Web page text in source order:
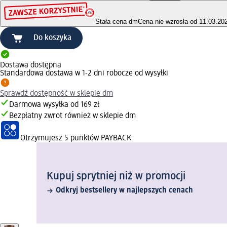
Stała cena dmCena nie wzrosła od
Do koszyka
Dostawa dostępna
Standardowa dostawa w 1-2 dni robocze od wysyłki
Sprawdź dostępność w sklepie dm
Darmowa wysyłka od 169 zł
Bezpłatny zwrot również w sklepie dm
Otrzymujesz 5 punktów PAYBACK
Kupuj sprytniej niż w promocji
Odkryj bestsellery w najlepszych cenach